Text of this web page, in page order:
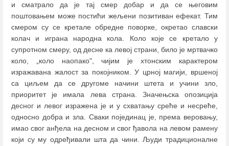
и сматрало да је тај смер добар и да се његовим
поштовањем може постићи жељени позитиван ефекат. Тим
смером су се кретале обредне поворке, окретао славски
колач и играна народна кола. Коло које се кретало у
супротном смеру, од десне ка левој страни, било је мртвачко
коло, „коло наопако", чијим је хтонским карактером
изражавана жалост за покојником. У црној магији, вршеној
са циљем да се другоме начини штета и учини зло,
приоритет је имала лева страна. Значењска опозиција
десног и левог изражена је и у схватању среће и несреће,
односно добра и зла. Сваки појединац је, према веровању,
имао свог анђела на десном и свог ђавола на левом рамену
који су му одређивали шта да чини. Људи традиционалне